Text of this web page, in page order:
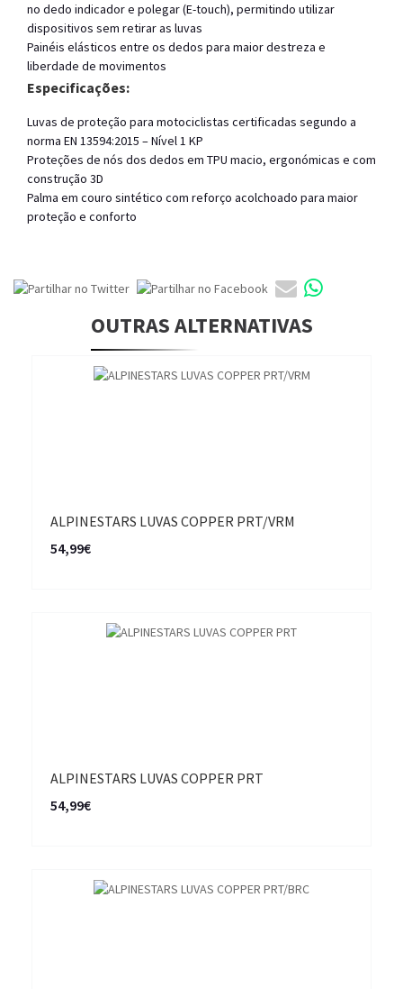
no dedo indicador e polegar (E-touch), permitindo utilizar
dispositivos sem retirar as luvas
Painéis elásticos entre os dedos para maior destreza e
liberdade de movimentos
Especificações:
Luvas de proteção para motociclistas certificadas segundo a
norma EN 13594:2015 – Nível 1 KP
Proteções de nós dos dedos em TPU macio, ergonómicas e com
construção 3D
Palma em couro sintético com reforço acolchoado para maior
proteção e conforto
OUTRAS ALTERNATIVAS
ALPINESTARS LUVAS COPPER PRT/VRM
54,99€
ALPINESTARS LUVAS COPPER PRT
54,99€